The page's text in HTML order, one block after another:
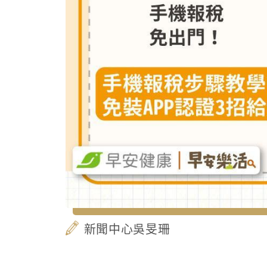
新聞中心吳旻珊